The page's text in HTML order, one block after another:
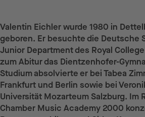
Valentin Eichler wurde 1980 in
geboren. Er besuchte die Deutsche
Junior Department des Royal
zum Abitur das Dientzenhofer-
Studium absolvierte er bei Tabea
Frankfurt und Berlin sowie bei
Universität Mozarteum Salzburg. Im
Chamber Music Academy 2000